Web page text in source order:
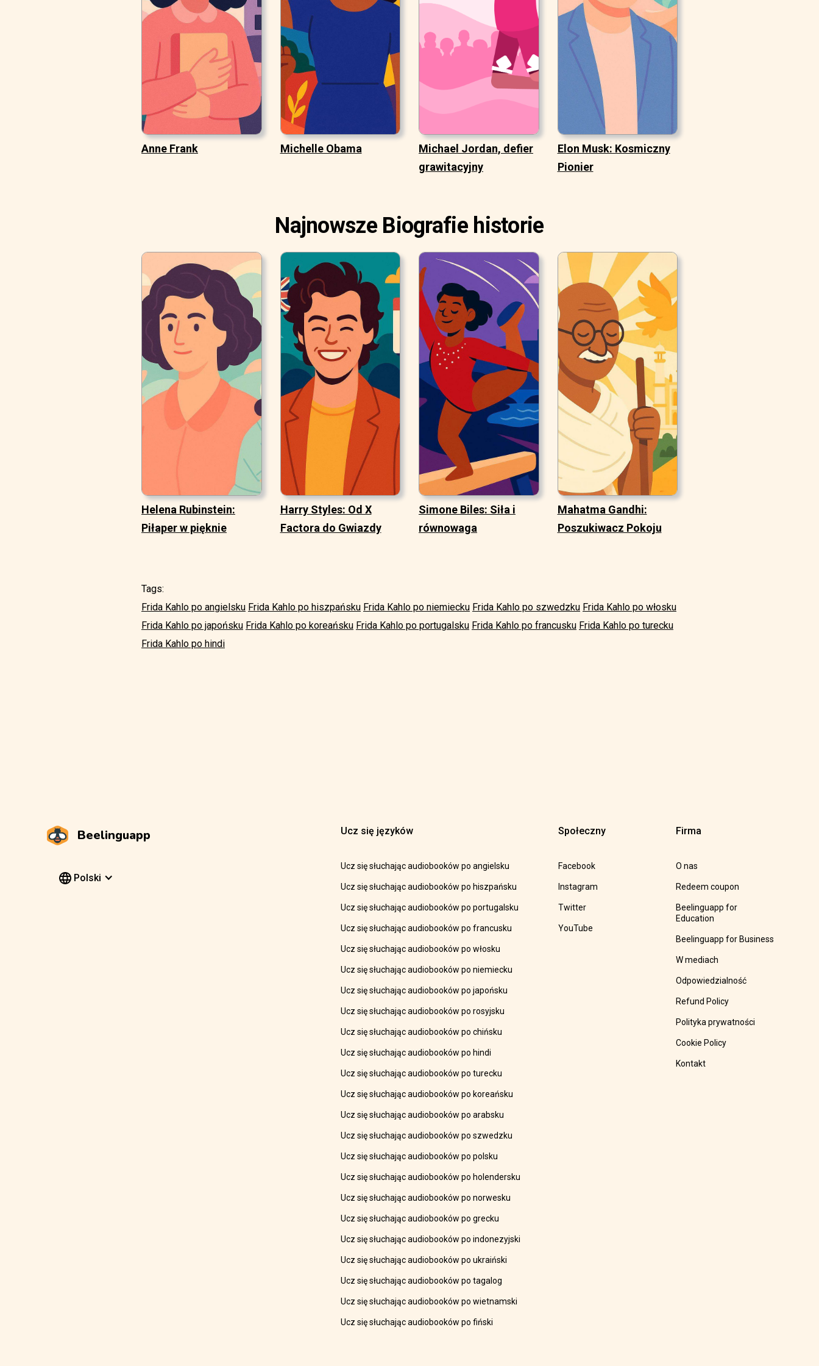
Anne Frank Michelle Obama
Michael Jordan, defier
grawitacyjny
Elon Musk: Kosmiczny
Pionier
Najnowsze Biografie historie
Helena Rubinstein:
Piłaper w pięknie
Harry Styles: Od X
Factora do Gwiazdy
Simone Biles: Siła i
równowaga
Mahatma Gandhi:
Poszukiwacz Pokoju
Tags:
Frida Kahlo po angielsku Frida Kahlo po hiszpańsku Frida Kahlo po niemiecku Frida Kahlo po szwedzku Frida Kahlo po włosku
Frida Kahlo po japońsku Frida Kahlo po koreańsku Frida Kahlo po portugalsku Frida Kahlo po francusku Frida Kahlo po turecku
Frida Kahlo po hindi
Beelinguapp
Polski
Ucz się języków
Ucz się słuchając audiobooków po angielsku
Ucz się słuchając audiobooków po hiszpańsku
Ucz się słuchając audiobooków po portugalsku
Ucz się słuchając audiobooków po francusku
Ucz się słuchając audiobooków po włosku
Ucz się słuchając audiobooków po niemiecku
Ucz się słuchając audiobooków po japońsku
Ucz się słuchając audiobooków po rosyjsku
Ucz się słuchając audiobooków po chińsku
Ucz się słuchając audiobooków po hindi
Ucz się słuchając audiobooków po turecku
Ucz się słuchając audiobooków po koreańsku
Ucz się słuchając audiobooków po arabsku
Ucz się słuchając audiobooków po szwedzku
Ucz się słuchając audiobooków po polsku
Ucz się słuchając audiobooków po holendersku
Ucz się słuchając audiobooków po norwesku
Ucz się słuchając audiobooków po grecku
Ucz się słuchając audiobooków po indonezyjski
Ucz się słuchając audiobooków po ukraiński
Ucz się słuchając audiobooków po tagalog
Ucz się słuchając audiobooków po wietnamski
Ucz się słuchając audiobooków po fiński
Społeczny
Facebook
Instagram
Twitter
YouTube
Firma
O nas
Redeem coupon
Beelinguapp for
Education
Beelinguapp for Business
W mediach
Odpowiedzialność
Refund Policy
Polityka prywatności
Cookie Policy
Kontakt